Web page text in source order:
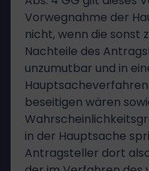
Vorwegnahme der
nicht, wenn die sonst
Nachteile des
unzumutbar und in
beseitigen wären
in der Hauptsache
Antragsteller dort